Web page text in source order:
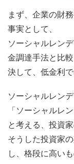
まず、企業の財
事実として、
ソーシャルレン
金調達手法と比較
決して、低金利
ソーシャルレン
「ソーシャルレ
と考える、投資
そうした投資家
し、格段に高い